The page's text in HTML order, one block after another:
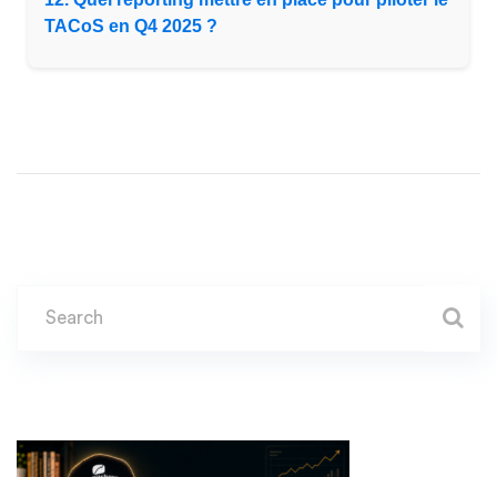
TACoS en Q4 2025 ?